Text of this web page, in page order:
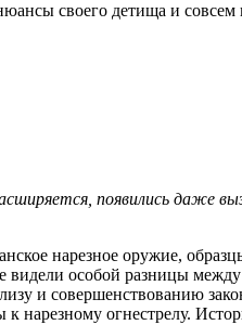
своего детища и
появились даже
нарезное оружие,
особой разницы
и совершенствованию
нарезному огнестрелу.